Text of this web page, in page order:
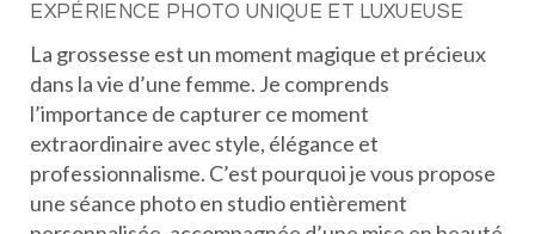
EXPÉRIENCE PHOTO UNIQUE ET LUXUEUSE
La grossesse est un moment magique et précieux
dans la vie d’une femme. Je comprends
l’importance de capturer ce moment
extraordinaire avec style, élégance et
professionnalisme. C’est pourquoi je vous propose
une séance photo en studio entièrement